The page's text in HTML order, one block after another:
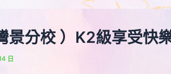
景分校 ）K2級享受快
日